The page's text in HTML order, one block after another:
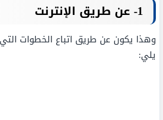
1- عن طريق الإنترنت
وهذا يكون عن طريق اتباع الخطوات
يلي: